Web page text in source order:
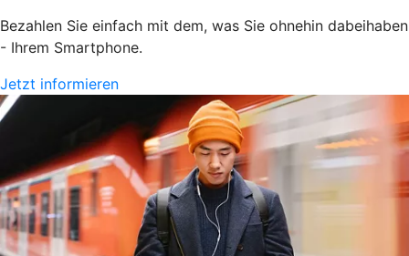
Bezahlen Sie einfach mit dem, was Sie ohnehin dabeihaben
- Ihrem Smartphone.
Jetzt informieren